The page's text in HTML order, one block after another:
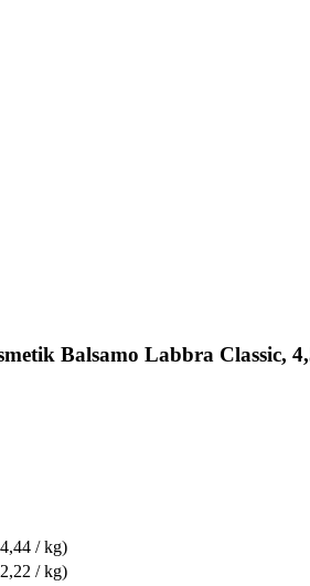
Balsamo Labbra Classic,
/ kg)
/ kg)